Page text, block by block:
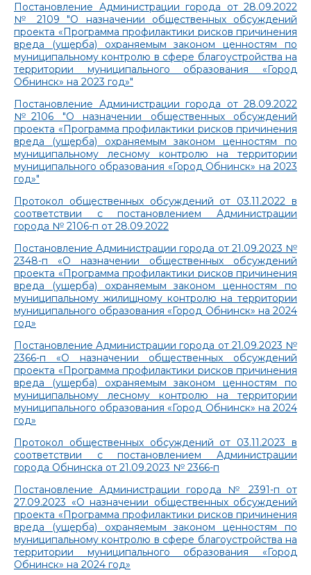
Постановление Администрации города от 28.09.2022
№ 2109 "О назначении общественных обсуждений
проекта «Программа профилактики рисков причинения
вреда (ущерба) охраняемым законом ценностям по
муниципальному контролю в сфере благоустройства на
территории муниципального образования «Город
Обнинск» на 2023 год»"
Постановление Администрации города от 28.09.2022
№2106 "О назначении общественных обсуждений
проекта «Программа профилактики рисков причинения
вреда (ущерба) охраняемым законом ценностям по
муниципальному лесному контролю на территории
муниципального образования «Город Обнинск» на 2023
год»"
Протокол общественных обсуждений от 03.11.2022 в
соответствии с постановлением Администрации
города № 2106-п от 28.09.2022
Постановление Администрации города от 21.09.2023 №
2348-п «О назначении общественных обсуждений
проекта «Программа профилактики рисков причинения
вреда (ущерба) охраняемым законом ценностям по
муниципальному жилищному контролю на территории
муниципального образования «Город Обнинск» на 2024
год»
Постановление Администрации города от 21.09.2023 №
2366-п «О назначении общественных обсуждений
проекта «Программа профилактики рисков причинения
вреда (ущерба) охраняемым законом ценностям по
муниципальному лесному контролю на территории
муниципального образования «Город Обнинск» на 2024
год»
Протокол общественных обсуждений от 03.11.2023 в
соответствии с постановлением Администрации
города Обнинска от 21.09.2023 № 2366-п
Постановление Администрации города № 2391-п от
27.09.2023 «О назначении общественных обсуждений
проекта «Программа профилактики рисков причинения
вреда (ущерба) охраняемым законом ценностям по
муниципальному контролю в сфере благоустройства на
территории муниципального образования «Город
Обнинск» на 2024 год»